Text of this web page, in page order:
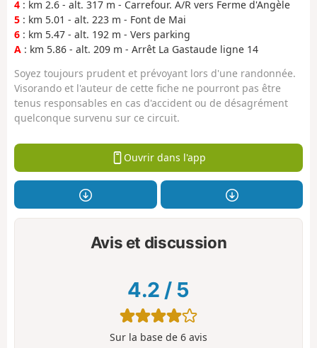
4 : km 2.6 - alt. 317 m - Carrefour. A/R vers Ferme d'Angèle
5 : km 5.01 - alt. 223 m - Font de Mai
6 : km 5.47 - alt. 192 m - Vers parking
A : km 5.86 - alt. 209 m - Arrêt La Gastaude ligne 14
Soyez toujours prudent et prévoyant lors d'une randonnée.
Visorando et l'auteur de cette fiche ne pourront pas être
tenus responsables en cas d'accident ou de désagrément
quelconque survenu sur ce circuit.
Ouvrir dans l'app
Avis et discussion
4.2 / 5
Sur la base de 6 avis